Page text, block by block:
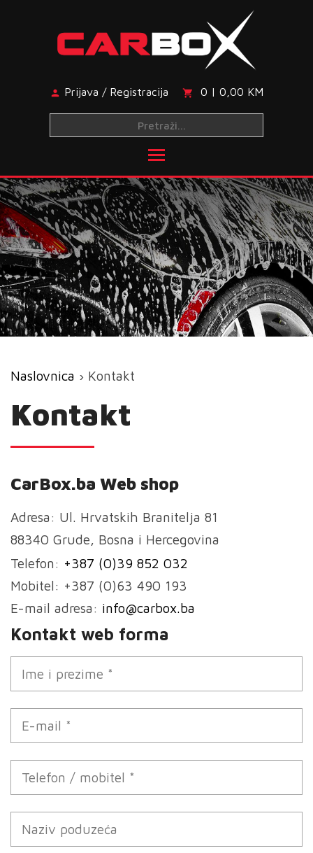
Prijava / Registracija 0 | 0,00 KM
Naslovnica › Kontakt
Kontakt
CarBox.ba Web shop
Adresa: Ul. Hrvatskih Branitelja 81
88340 Grude, Bosna i Hercegovina
Telefon: +387 (0)39 852 032
Mobitel: +387 (0)63 490 193
E-mail adresa: info@carbox.ba
Kontakt web forma